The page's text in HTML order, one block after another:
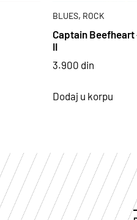
BLUES, ROCK
Captain Beefheart
II
3.900 din
Dodaj u korpu